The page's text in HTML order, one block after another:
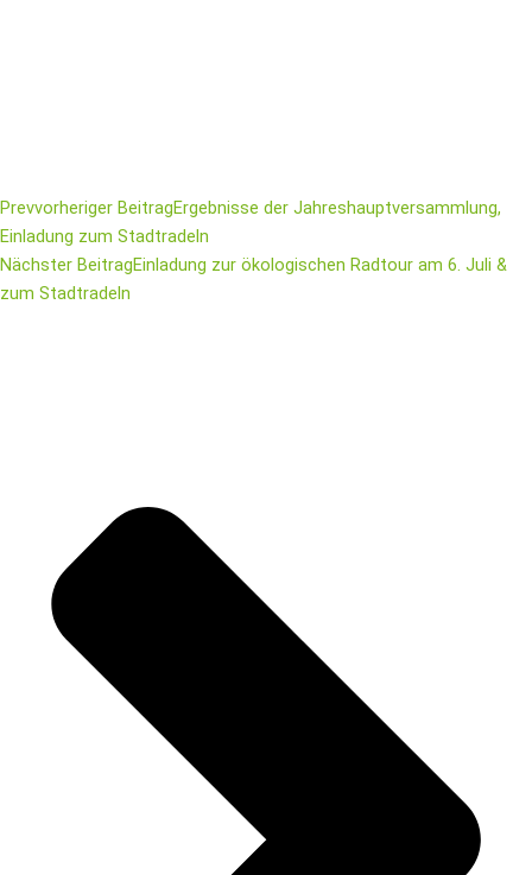
Prevvorheriger BeitragErgebnisse der Jahreshauptversammlung,
Einladung zum Stadtradeln
Nächster BeitragEinladung zur ökologischen Radtour am 6. Juli &
zum Stadtradeln